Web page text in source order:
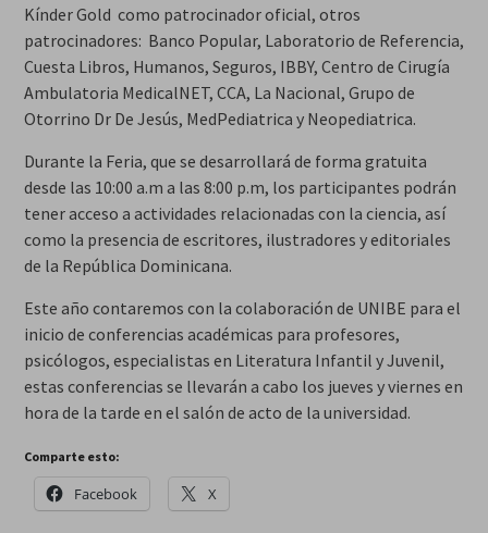
Kínder Gold como patrocinador oficial, otros
patrocinadores: Banco Popular, Laboratorio de Referencia,
Cuesta Libros, Humanos, Seguros, IBBY, Centro de Cirugía
Ambulatoria MedicalNET, CCA, La Nacional, Grupo de
Otorrino Dr De Jesús, MedPediatrica y Neopediatrica.
Durante la Feria, que se desarrollará de forma gratuita
desde las 10:00 a.m a las 8:00 p.m, los participantes podrán
tener acceso a actividades relacionadas con la ciencia, así
como la presencia de escritores, ilustradores y editoriales
de la República Dominicana.
Este año contaremos con la colaboración de UNIBE para el
inicio de conferencias académicas para profesores,
psicólogos, especialistas en Literatura Infantil y Juvenil,
estas conferencias se llevarán a cabo los jueves y viernes en
hora de la tarde en el salón de acto de la universidad.
Comparte esto:
Facebook X